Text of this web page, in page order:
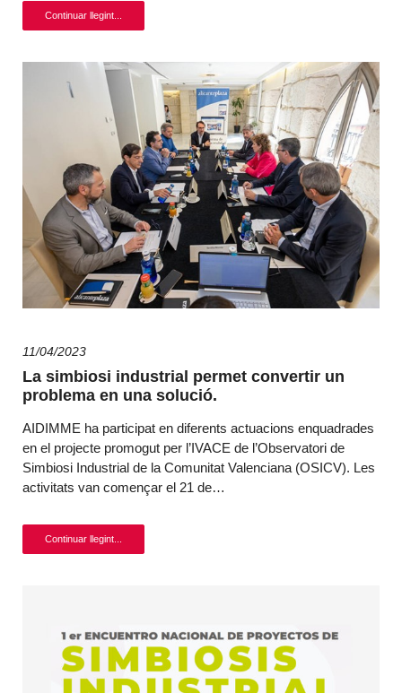
Continuar llegint...
11/04/2023
La simbiosi industrial permet convertir un
problema en una solució.
AIDIMME ha participat en diferents actuacions enquadrades
en el projecte promogut per l’IVACE de l’Observatori de
Simbiosi Industrial de la Comunitat Valenciana (OSICV). Les
activitats van començar el 21 de…
Continuar llegint...